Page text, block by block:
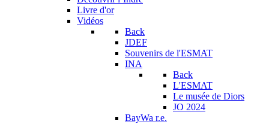
Livre d'or
Vidéos
Back
JDEF
Souvenirs de l'ESMAT
INA
Back
L'ESMAT
Le musée de Diors
JO 2024
BayWa r.e.